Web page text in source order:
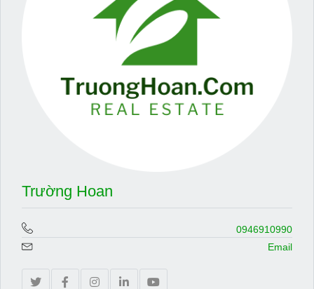
Trường Hoan
0946910990
Email